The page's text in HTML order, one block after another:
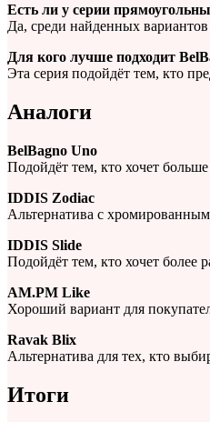
Есть ли у серии
Да, среди найденных
Для кого лучше подходит
Эта серия подойдёт тем, кто
Аналоги
BelBagno Uno
Подойдёт тем, кто хочет
IDDIS Zodiac
Альтернатива с
IDDIS Slide
Подойдёт тем, кто хочет
AM.PM Like
Хороший вариант для
Ravak Blix
Альтернатива для тех, кто
Итоги